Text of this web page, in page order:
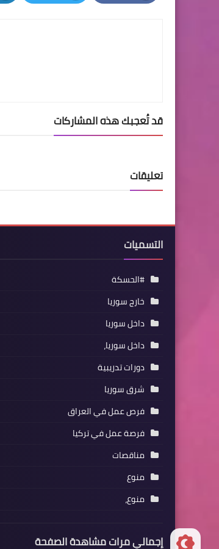
Facebook
Twitter
قد تُعجبك هذه المشاركات
تعليقات
التسميات
#الحسكة
خارج سوريا
داخل سوريا
داخل سوريا،
دورات تدريبية
شرق سوريا
فرص عمل في العراق
فرصة عمل في تركيا
مناقصات
منوع
منوع،
إجمالي مرات مشاهدة الصفحة